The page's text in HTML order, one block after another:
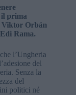
il prima
Viktor Orbán
Rama.
l’Ungheria
del
Senza la
del
politici né